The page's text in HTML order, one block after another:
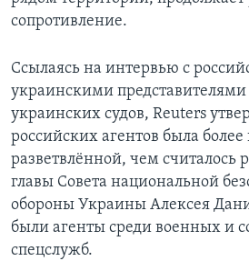
сопротивление.
Ссылаясь на интервью с
украинскими
украинских судов, Reuters
российских агентов была более
разветвлённой, чем считалось
главы Совета национальной
обороны Украины Алексея
были агенты среди военных и
спецслужб.